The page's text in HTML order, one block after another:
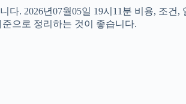
. 2026년07월05일 19시11분 비용, 조
으로 정리하는 것이 좋습니다.